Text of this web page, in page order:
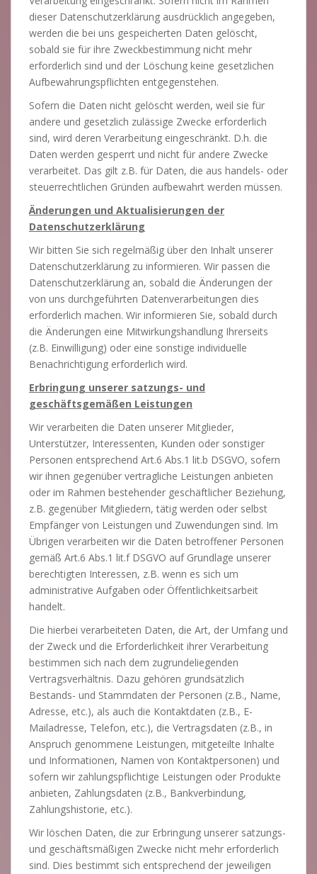
dieser Datenschutzerklärung ausdrücklich angegeben,
werden die bei uns gespeicherten Daten gelöscht,
sobald sie für ihre Zweckbestimmung nicht mehr
erforderlich sind und der Löschung keine gesetzlichen
Aufbewahrungspflichten entgegenstehen.
Sofern die Daten nicht gelöscht werden, weil sie für
andere und gesetzlich zulässige Zwecke erforderlich
sind, wird deren Verarbeitung eingeschränkt. D.h. die
Daten werden gesperrt und nicht für andere Zwecke
verarbeitet. Das gilt z.B. für Daten, die aus handels- oder
steuerrechtlichen Gründen aufbewahrt werden müssen.
Änderungen und Aktualisierungen der
Datenschutzerklärung
Wir bitten Sie sich regelmäßig über den Inhalt unserer
Datenschutzerklärung zu informieren. Wir passen die
Datenschutzerklärung an, sobald die Änderungen der
von uns durchgeführten Datenverarbeitungen dies
erforderlich machen. Wir informieren Sie, sobald durch
die Änderungen eine Mitwirkungshandlung Ihrerseits
(z.B. Einwilligung) oder eine sonstige individuelle
Benachrichtigung erforderlich wird.
Erbringung unserer satzungs- und
geschäftsgemäßen Leistungen
Wir verarbeiten die Daten unserer Mitglieder,
Unterstützer, Interessenten, Kunden oder sonstiger
Personen entsprechend Art.6 Abs.1 lit.b DSGVO, sofern
wir ihnen gegenüber vertragliche Leistungen anbieten
oder im Rahmen bestehender geschäftlicher Beziehung,
z.B. gegenüber Mitgliedern, tätig werden oder selbst
Empfänger von Leistungen und Zuwendungen sind. Im
Übrigen verarbeiten wir die Daten betroffener Personen
gemäß Art.6 Abs.1 lit.f DSGVO auf Grundlage unserer
berechtigten Interessen, z.B. wenn es sich um
administrative Aufgaben oder Öffentlichkeitsarbeit
handelt.
Die hierbei verarbeiteten Daten, die Art, der Umfang und
der Zweck und die Erforderlichkeit ihrer Verarbeitung
bestimmen sich nach dem zugrundeliegenden
Vertragsverhältnis. Dazu gehören grundsätzlich
Bestands- und Stammdaten der Personen (z.B., Name,
Adresse, etc.), als auch die Kontaktdaten (z.B., E-
Mailadresse, Telefon, etc.), die Vertragsdaten (z.B., in
Anspruch genommene Leistungen, mitgeteilte Inhalte
und Informationen, Namen von Kontaktpersonen) und
sofern wir zahlungspflichtige Leistungen oder Produkte
anbieten, Zahlungsdaten (z.B., Bankverbindung,
Zahlungshistorie, etc.).
Wir löschen Daten, die zur Erbringung unserer satzungs-
und geschäftsmäßigen Zwecke nicht mehr erforderlich
sind. Dies bestimmt sich entsprechend der jeweiligen